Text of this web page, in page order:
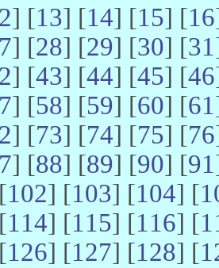
] [13] [14] [15] [16
] [28] [29] [30] [31
] [43] [44] [45] [46
] [58] [59] [60] [61
] [73] [74] [75] [76
] [88] [89] [90] [91
102] [103] [104] [
114] [115] [116] [
126] [127] [128] [